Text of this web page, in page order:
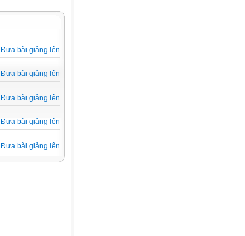
Đưa bài giảng lên
Đưa bài giảng lên
Đưa bài giảng lên
Đưa bài giảng lên
Đưa bài giảng lên